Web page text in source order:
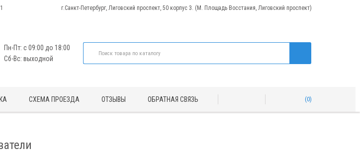
г.Санкт-Петербург, Лиговский проспект, 50 корпус 3. (М. Площадь Восстания, Лиговский проспект)
Пн-Пт: с 09:00 до 18:00
Сб-Вс: выходной
СХЕМА ПРОЕЗДА ОТЗЫВЫ ОБРАТНАЯ СВЯЗЬ 0